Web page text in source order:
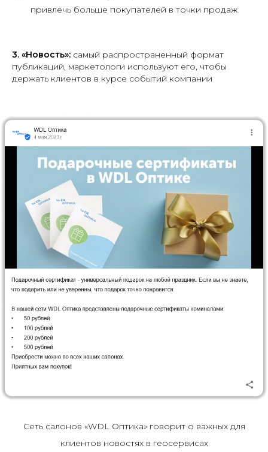
привлечь больше покупателей в точки продаж
3. «Новость»: самый распространенный формат
публикаций, маркетологи используют его, чтобы
держать клиентов в курсе событий компании
Сеть салонов «WDL Оптика» говорит о важных для
клиентов новостях в геосервисах